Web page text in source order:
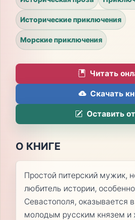
Исторические приключения
Морские приключения
Читать
Скачать
Оставить
О КНИГЕ
Простой питерский мужик,
любитель истории,
Севастополя, оказывается
молодым русским князем и